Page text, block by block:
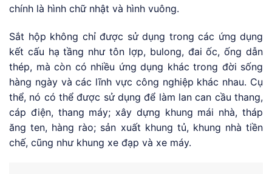
chính là hình chữ nhật và hình vuông.
Sắt hộp không chỉ được sử dụng trong các ứng dụng
kết cấu hạ tầng như tôn lợp, bulong, đai ốc, ống dẫn
thép, mà còn có nhiều ứng dụng khác trong đời sống
hàng ngày và các lĩnh vực công nghiệp khác nhau. Cụ
thể, nó có thể được sử dụng để làm lan can cầu thang,
cáp điện, thang máy; xây dựng khung mái nhà, tháp
ăng ten, hàng rào; sản xuất khung tủ, khung nhà tiền
chế, cũng như khung xe đạp và xe máy.